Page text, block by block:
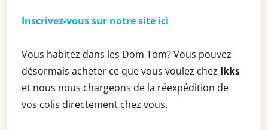
Inscrivez-vous sur notre site ici
Vous habitez dans les Dom Tom? Vous pouvez
désormais acheter ce que vous voulez chez Ikks
et nous nous chargeons de la réexpédition de
vos colis directement chez vous.